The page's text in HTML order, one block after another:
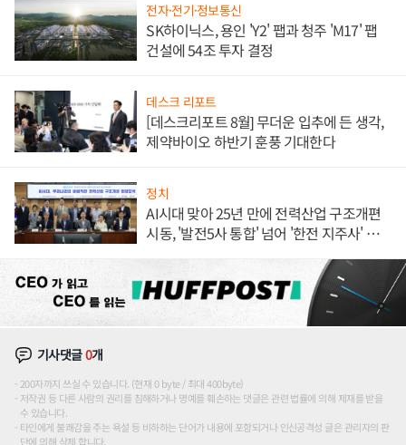
전자·전기·정보통신
SK하이닉스, 용인 'Y2' 팹과 청주 'M17' 팹
건설에 54조 투자 결정
데스크 리포트
[데스크리포트 8월] 무더운 입추에 든 생각,
제약바이오 하반기 훈풍 기대한다
정치
AI시대 맞아 25년 만에 전력산업 구조개편
시동, '발전5사 통합' 넘어 '한전 지주사' 재편
기사댓글0개
200자까지 쓰실 수 있습니다. (현재 0 byte / 최대 400byte)
저작권 등 다른 사람의 권리를 침해하거나 명예를 훼손하는 댓글은 관련 법률에 의해 제재를 받을
수 있습니다.
타인에게 불쾌감을 주는 욕설 등 비하하는 단어가 내용에 포함되거나 인신공격성 글은 관리자의 판
단에 의해 삭제 합니다.